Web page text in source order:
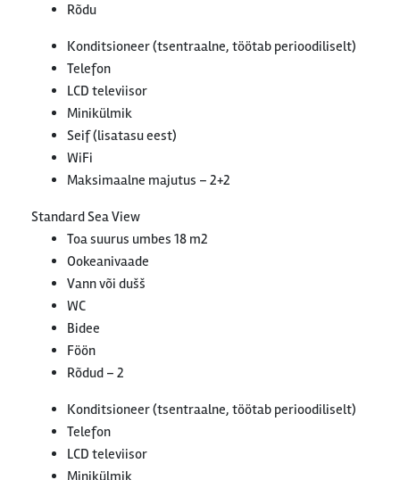
Rõdu
Konditsioneer (tsentraalne, töötab perioodiliselt)
Telefon
LCD televiisor
Minikülmik
Seif (lisatasu eest)
WiFi
Maksimaalne majutus – 2+2
Standard Sea View
Toa suurus umbes 18 m2
Ookeanivaade
Vann või dušš
WC
Bidee
Föön
Rõdud – 2
Konditsioneer (tsentraalne, töötab perioodiliselt)
Telefon
LCD televiisor